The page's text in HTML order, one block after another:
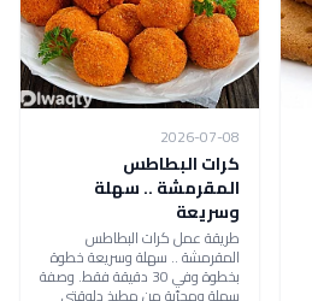
2026-07-08
كرات البطاطس
المقرمشة .. سهلة
وسريعة
طريقة عمل كرات البطاطس
المقرمشة .. سهلة وسريعة خطوة
بخطوة وفي 30 دقيقة فقط. وصفة
سهلة ومجرّبة من مطبخ دلوقتي